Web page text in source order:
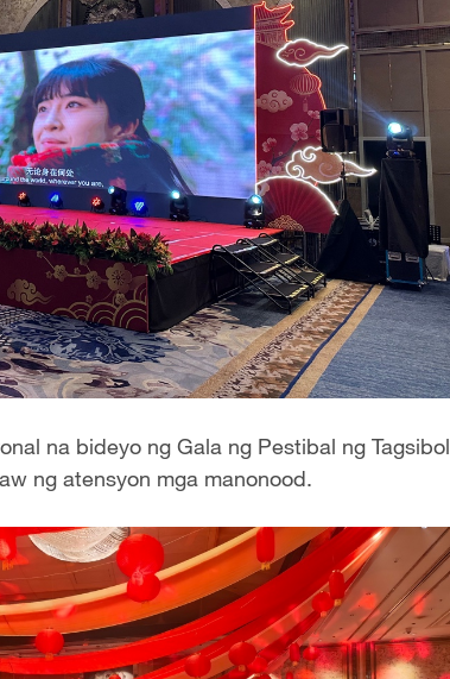
na bideyo ng Gala ng Pestibal ng Tagsibol
ng atensyon mga manonood.